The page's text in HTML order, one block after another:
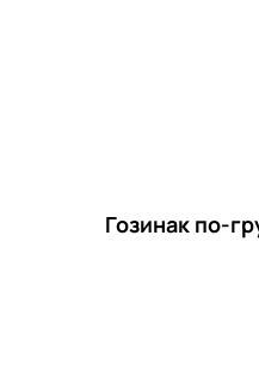
Гозинак по-